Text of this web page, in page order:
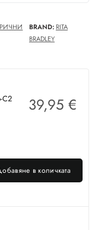
BRAND: RITA
BRADLEY
C2
39,95 €
в количката